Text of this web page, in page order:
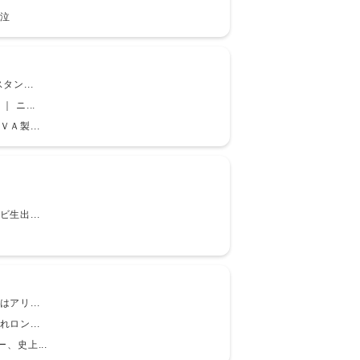
タン...
｜ ニ...
Ａ製...
生出...
アリ...
ロン...
、史上...